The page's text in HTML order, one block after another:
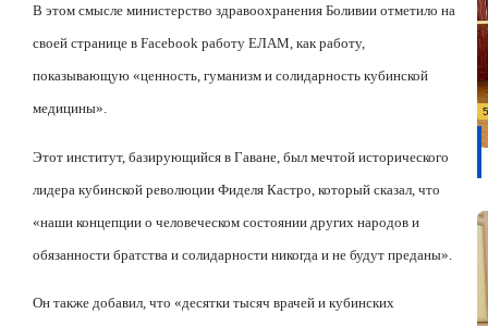
В этом смысле министерство здравоохранения Боливии отметило на
своей странице в Facebook работу ЕЛАМ, как работу,
показывающую «ценность, гуманизм и солидарность кубинской
медицины».
Этот институт, базирующийся в Гаване, был мечтой исторического
лидера кубинской революции Фиделя Кастро, который сказал, что
«наши концепции о человеческом состоянии других народов и
обязанности братства и солидарности никогда и не будут преданы».
Он также добавил, что «десятки тысяч врачей и кубинских